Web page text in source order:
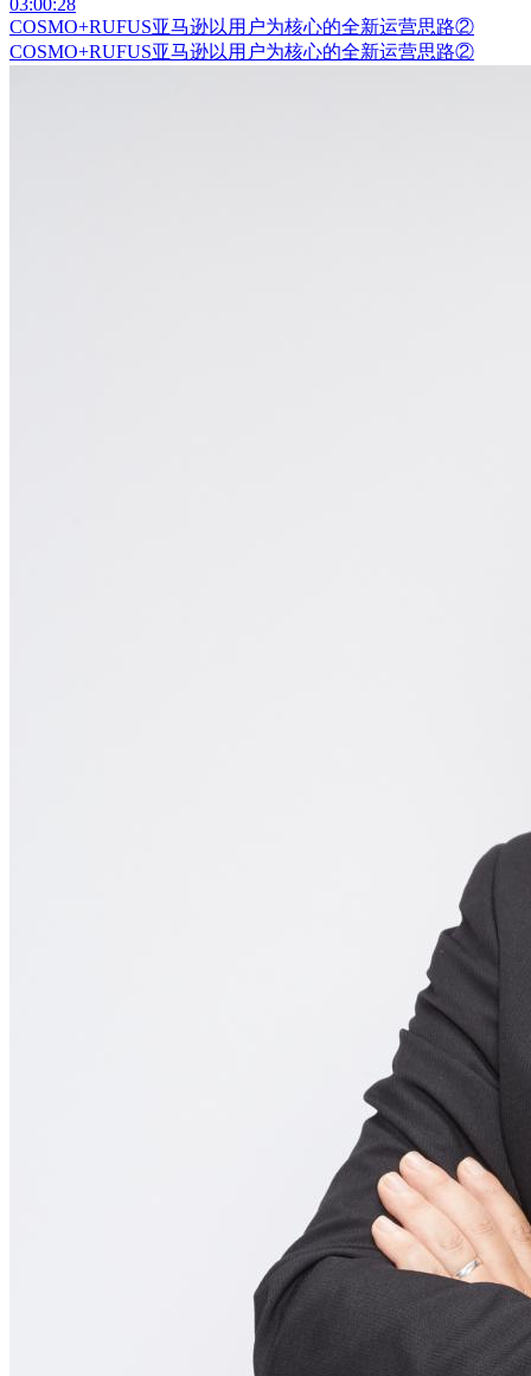
03:00:28
COSMO+RUFUS亚马逊以用户为核心的全新运营思路②
COSMO+RUFUS亚马逊以用户为核心的全新运营思路②